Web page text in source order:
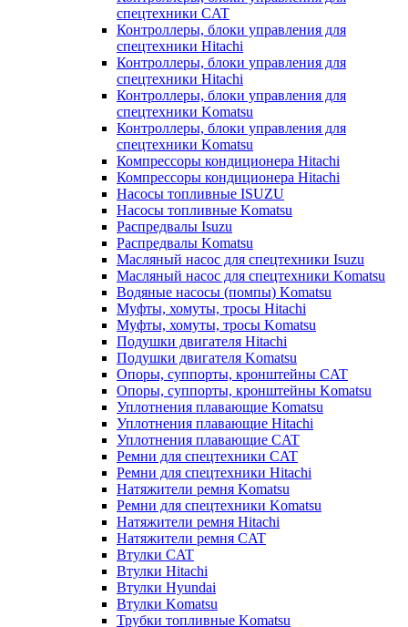
спецтехники CAT
Контроллеры, блоки управления для
спецтехники Hitachi
Контроллеры, блоки управления для
спецтехники Hitachi
Контроллеры, блоки управления для
спецтехники Komatsu
Контроллеры, блоки управления для
спецтехники Komatsu
Компрессоры кондиционера Hitachi
Компрессоры кондиционера Hitachi
Насосы топливные ISUZU
Насосы топливные Komatsu
Распредвалы Isuzu
Распредвалы Komatsu
Масляный насос для спецтехники Isuzu
Масляный насос для спецтехники Komatsu
Водяные насосы (помпы) Komatsu
Муфты, хомуты, тросы Hitachi
Муфты, хомуты, тросы Komatsu
Подушки двигателя Hitachi
Подушки двигателя Komatsu
Опоры, суппорты, кронштейны CAT
Опоры, суппорты, кронштейны Komatsu
Уплотнения плавающие Komatsu
Уплотнения плавающие Hitachi
Уплотнения плавающие CAT
Ремни для спецтехники CAT
Ремни для спецтехники Hitachi
Натяжители ремня Komatsu
Ремни для спецтехники Komatsu
Натяжители ремня Hitachi
Натяжители ремня CAT
Втулки CAT
Втулки Hitachi
Втулки Hyundai
Втулки Komatsu
Трубки топливные Komatsu